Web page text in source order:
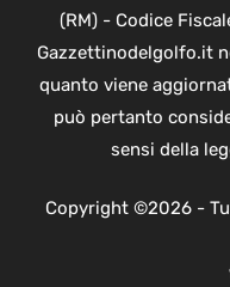
(RM) - Codice
Gazzettinodelgolfo.it
quanto viene
può pertanto
sensi della
Copyright ©2026 -